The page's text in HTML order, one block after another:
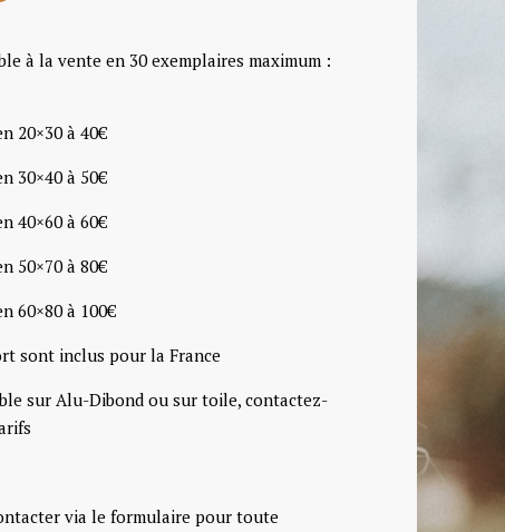
à la vente en 30 exemplaires maximum :
20×30 à 40€
30×40 à 50€
40×60 à 60€
50×70 à 80€
60×80 à 100€
sont inclus pour la France
sur Alu-Dibond ou sur toile, contactez-
via le formulaire pour toute